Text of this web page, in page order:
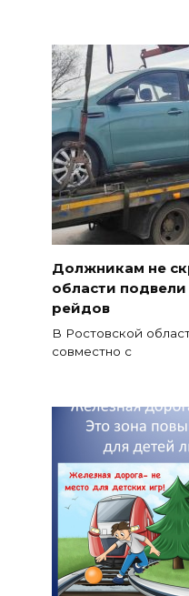
Должникам не
области
рейдов
В Ростовской
совместно с